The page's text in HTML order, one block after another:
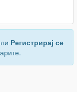
Регистрирај се